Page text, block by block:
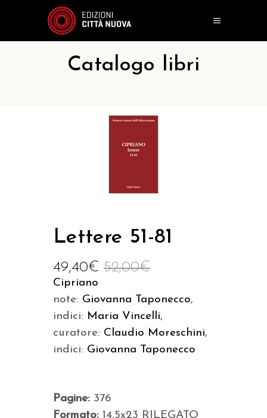
Catalogo libri
Lettere 51-81
52,00€
49,40€
Cipriano
note: Giovanna Taponecco,
indici: Maria Vincelli,
curatore: Claudio Moreschini,
indici: Giovanna Taponecco
Pagine: 376
Formato: 14,5x23 RILEGATO